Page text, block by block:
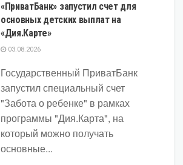
«ПриватБанк» запустил счет для
основных детских выплат на
«Дия.Карте»
03.08.2026
Государственный ПриватБанк
запустил специальный счет
"Забота о ребенке" в рамках
программы "Дия.Карта", на
который можно получать
основные...